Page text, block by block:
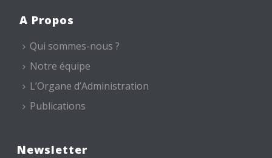
A Propos
Qui sommes-nous ?
Notre équipe
L’Organe d’Administration
Publications
Newsletter